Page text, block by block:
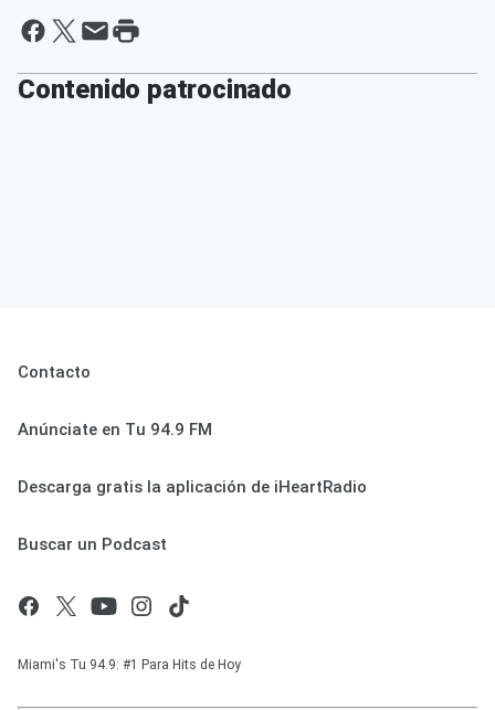
Contenido patrocinado
Contacto
Anúnciate en Tu 94.9 FM
Descarga gratis la aplicación de iHeartRadio
Buscar un Podcast
Miami's Tu 94.9: #1 Para Hits de Hoy